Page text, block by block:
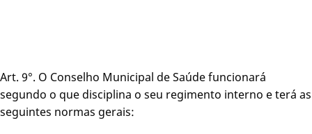
Art. 9°. O Conselho Municipal de Saúde funcionará
segundo o que disciplina o seu regimento interno e terá as
seguintes normas gerais: